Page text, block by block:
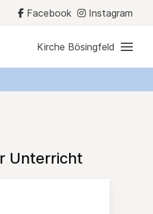
Facebook Instagram
Kirche Bösingfeld
Unterricht